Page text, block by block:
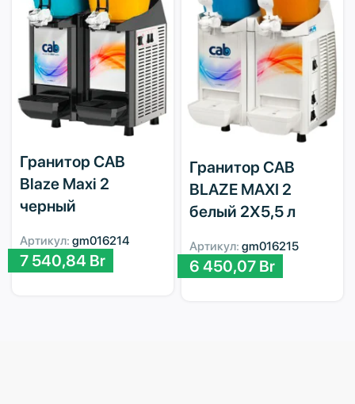
Гранитор CAB
Blaze Maxi 2
черный
Артикул: gm016214
7 540,84 Br
Гранитор CAB
BLAZE MAXI 2
белый 2Х5,5 л
Артикул: gm016215
6 450,07 Br